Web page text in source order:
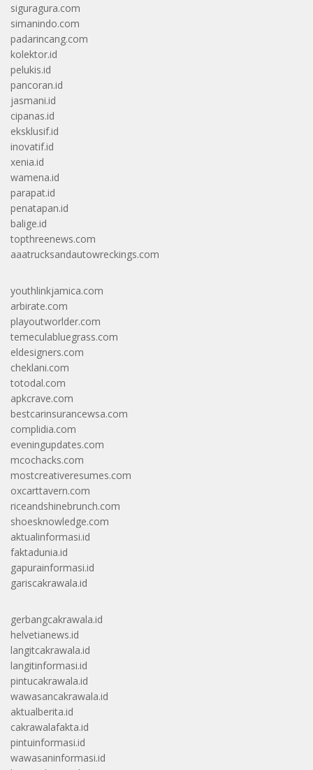
siguragura.com
simanindo.com
padarincang.com
kolektor.id
pelukis.id
pancoran.id
jasmani.id
cipanas.id
eksklusif.id
inovatif.id
xenia.id
wamena.id
parapat.id
penatapan.id
balige.id
topthreenews.com
aaatrucksandautowreckings.com
youthlinkjamica.com
arbirate.com
playoutworlder.com
temeculabluegrass.com
eldesigners.com
cheklani.com
totodal.com
apkcrave.com
bestcarinsurancewsa.com
complidia.com
eveningupdates.com
mcochacks.com
mostcreativeresumes.com
oxcarttavern.com
riceandshinebrunch.com
shoesknowledge.com
aktualinformasi.id
faktadunia.id
gapurainformasi.id
gariscakrawala.id
gerbangcakrawala.id
helvetianews.id
langitcakrawala.id
langitinformasi.id
pintucakrawala.id
wawasancakrawala.id
aktualberita.id
cakrawalafakta.id
pintuinformasi.id
wawasaninformasi.id